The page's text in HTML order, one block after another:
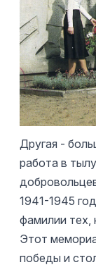
Другая -
работа в
1941-1945
фамилии тех,
Этот
победы и